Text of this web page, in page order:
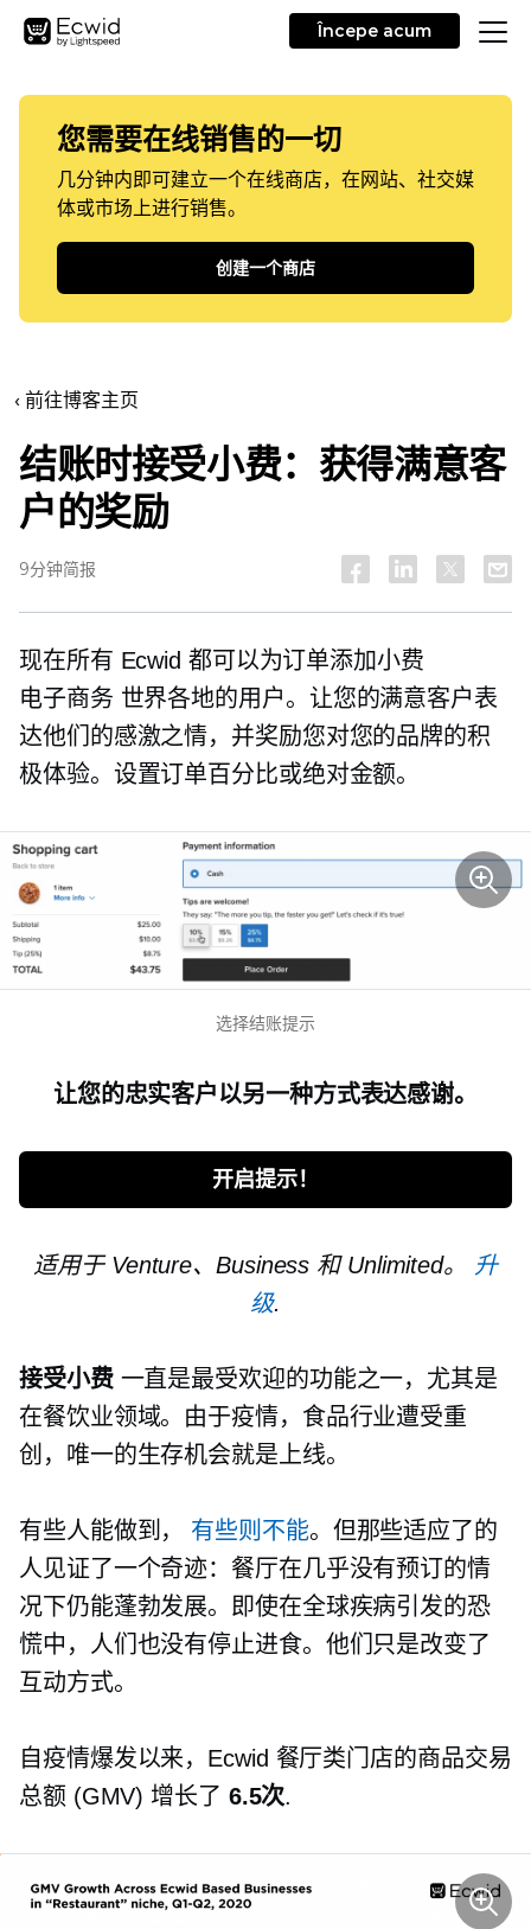
Începe acum
您需要在线销售的一切
几分钟内即可建立一个在线商店，在网站、社交媒
体或市场上进行销售。
创建一个商店
‹ 前往博客主页
结账时接受小费：获得满意客
户的奖励
9分钟简报
现在所有 Ecwid 都可以为订单添加小费
电子商务 世界各地的用户。让您的满意客户表
达他们的感激之情，并奖励您对您的品牌的积
极体验。设置订单百分比或绝对金额。
选择结账提示
让您的忠实客户以另一种方式表达感谢。
开启提示！
适用于 Venture、Business 和 Unlimited。
升
级.
接受小费一直是最受欢迎的功能之一，尤其是
在餐饮业领域。由于疫情，食品行业遭受重
创，唯一的生存机会就是上线。
有些人能做到， 有些则不能。但那些适应了的
人见证了一个奇迹：餐厅在几乎没有预订的情
况下仍能蓬勃发展。即使在全球疾病引发的恐
慌中，人们也没有停止进食。他们只是改变了
互动方式。
自疫情爆发以来，Ecwid 餐厅类门店的商品交易
总额 (GMV) 增长了 6.5次.